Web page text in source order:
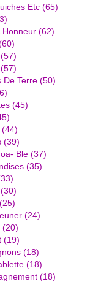
Etc (65)
Honneur (62)
(57)
(57)
De Terre (50)
(45)
(44)
(39)
Ble (37)
(35)
(30)
(25)
(24)
(20)
(19)
(18)
(18)
(18)